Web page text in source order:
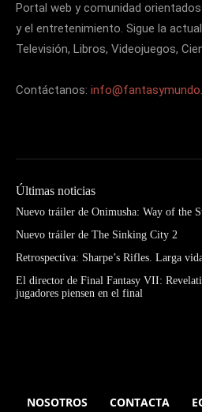
Portal web y comunidad
y el entretenimiento. Sigue la
Televisión, Libros, Videojuegos,
Contáctanos:
Últimas noticias
Nuevo tráiler de Onimusha: Way of the
Nuevo tráiler de The Sinking City 2
Retrospectiva: Sharpe’s Rifles. Larga
El director de Final Fantasy VII:
jugadores piensen en el final
NOSOTROS CONTACTA